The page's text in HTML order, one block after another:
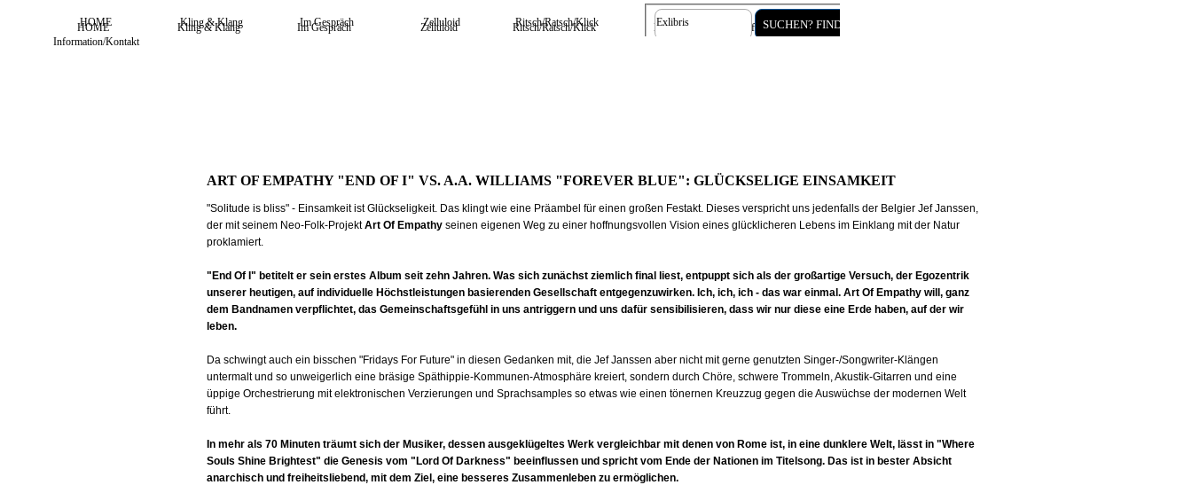
HOME Kling & Klang Im Gespräch Zelluloid Ritsch/Ratsch/Klick
Exlibris
Information/Kontakt
HOME Kling & Klang Im Gespräch Zelluloid Ritsch/Ratsch/Klick Exlibris Information/Kontakt
ART OF EMPATHY "END OF I" VS. A.A. WILLIAMS "FOREVER BLUE": GLÜCKSELIGE EINSAMKEIT
"Solitude is bliss" - Einsamkeit ist Glückseligkeit. Das klingt wie eine Präambel für einen großen Festakt. Dieses verspricht uns jedenfalls der Belgier Jef Janssen,
der mit seinem Neo-Folk-ProjektArt Of Empathyseinen eigenen Weg zu einer hoffnungsvollen Vision eines glücklicheren Lebens im Einklang mit der Natur
proklamiert.
"End Of I" betitelt er sein erstes Album seit zehn Jahren. Was sich zunächst ziemlich final liest, entpuppt sich als der großartige Versuch, der Egozentrik
unserer heutigen, auf individuelle Höchstleistungen basierenden Gesellschaft entgegenzuwirken. Ich, ich, ich - das war einmal. Art Of Empathy will, ganz
dem Bandnamen verpflichtet, das Gemeinschaftsgefühl in uns antriggern und uns dafür sensibilisieren, dass wir nur diese eine Erde haben, auf der wir
leben.
Da schwingt auch ein bisschen "Fridays For Future" in diesen Gedanken mit, die Jef Janssen aber nicht mit gerne genutzten Singer-/Songwriter-Klängen
untermalt und so unweigerlich eine bräsige Späthippie-Kommunen-Atmosphäre kreiert, sondern durch Chöre, schwere Trommeln, Akustik-Gitarren und eine
üppige Orchestrierung mit elektronischen Verzierungen und Sprachsamples so etwas wie einen tönernen Kreuzzug gegen die Auswüchse der modernen Welt
führt.
In mehr als 70 Minuten träumt sich der Musiker, dessen ausgeklügeltes Werk vergleichbar mit denen von Rome ist, in eine dunklere Welt, lässt in "Where
Souls Shine Brightest" die Genesis vom "Lord Of Darkness" beeinflussen und spricht vom Ende der Nationen im Titelsong. Das ist in bester Absicht
anarchisch und freiheitsliebend, mit dem Ziel, eine besseres Zusammenleben zu ermöglichen.
SUCHEN? FINDEN!